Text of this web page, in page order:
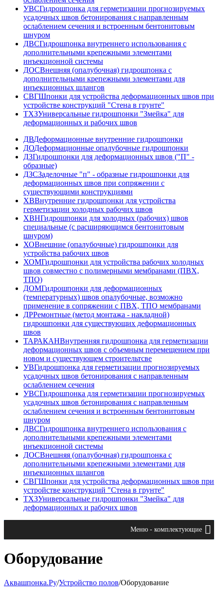
УВСГидрошпонка для герметизации прогнозируемых
усадочных швов бетонирования с направленным
ослаблением сечения и встроенным бентонитовым
шнуром
ДВСГидрошпонка внутреннего использования с
дополнительными крепежными элементами
инъекционной системы
ДОСВнешняя (опалубочная) гидрошпонка с
дополнительными крепежными элементами для
инъекционных шлангов
СВГШпонки для устройства деформационных швов при
устройстве конструкций "Стена в грунте"
ТХЗУниверсальные гидрошпонки "Змейка" для
деформационных и рабочих швов
ДВДеформационные внутренние гидрошпонки
ДОДеформационные опалубочные гидрошпонки
ДЗГидрошпонки для деформационных швов ("П" -
образные)
ДЗСЗаделочные "п" - образные гидрошпонки для
деформационных швов при сопряжении с
существующими конструкциями
ХВВнутренние гидрошпонки для устройства
герметизации холодных рабочих швов
ХВНГидрошпонки для холодных (рабочих) швов
специальные (с расширяющимся бентонитовым
шнуром)
ХОВнешние (опалубочные) гидрошпонки для
устройства рабочих швов
ХОМГидрошпонки для устройства рабочих холодных
швов совместно с полимерными мембранами (ПВХ,
ТПО)
ДОМГидрошпонки для деформационных
(температурных) швов опалубочные, возможно
применение в сопряжении с ПВХ, ТПО мембранами
ДРРемонтные (метод монтажа - накладной)
гидрошпонки для существующих деформационных
швов
ТАРАКАНВнутренняя гидрошпонка для герметизации
деформационных швов с объемным перемещением при
новом и существующем строительтсве
УВГидрошпонка для герметизации прогнозируемых
усадочных швов бетонирования с направленным
ослаблением сечения
УВСГидрошпонка для герметизации прогнозируемых
усадочных швов бетонирования с направленным
ослаблением сечения и встроенным бентонитовым
шнуром
ДВСГидрошпонка внутреннего использования с
дополнительными крепежными элементами
инъекционной системы
ДОСВнешняя (опалубочная) гидрошпонка с
дополнительными крепежными элементами для
инъекционных шлангов
СВГШпонки для устройства деформационных швов при
устройстве конструкций "Стена в грунте"
ТХЗУниверсальные гидрошпонки "Змейка" для
деформационных и рабочих швов
Меню - комплектующие
Оборудование
Аквашпонка.Ру/Устройство полов/Оборудование